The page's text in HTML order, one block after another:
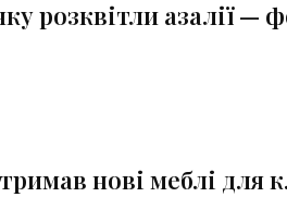
розквітли азалії —
нові меблі для